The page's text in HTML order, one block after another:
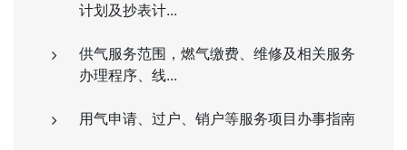
计划及抄表计...
供气服务范围，燃气缴费、维修及相关服务
办理程序、线...
用气申请、过户、销户等服务项目办事指南